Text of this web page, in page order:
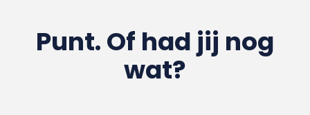
Punt. Of had jij nog
wat?